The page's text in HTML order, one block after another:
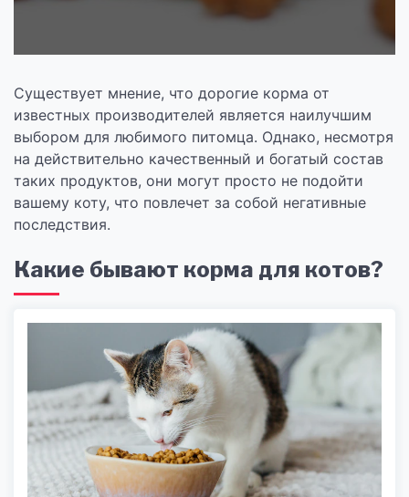
Существует мнение, что дорогие корма от
известных производителей является наилучшим
выбором для любимого питомца. Однако, несмотря
на действительно качественный и богатый состав
таких продуктов, они могут просто не подойти
вашему коту, что повлечет за собой негативные
последствия.
Какие бывают корма для котов?